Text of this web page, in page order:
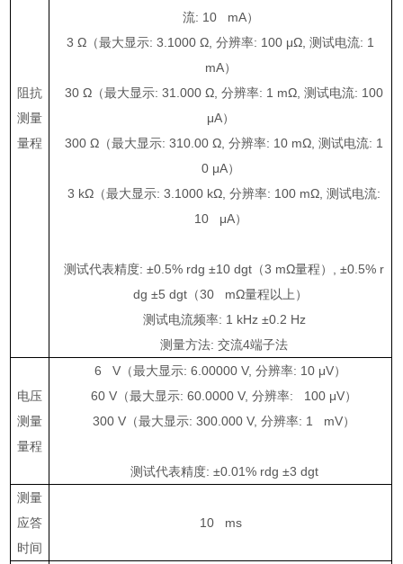
阻抗
测量
量程
流: 10 mA）
3Ω（最大显示: 3.1000Ω ,分辨率: 100 μΩ ,测试电流: 1
mA）
30Ω（最大显示: 31.000Ω ,分辨率: 1 mΩ ,测试电流: 100
μA）
300Ω（最大显示: 310.00Ω ,分辨率: 10 mΩ ,测试电流: 1
0 μA）
3 kΩ（最大显示: 3.1000 kΩ ,分辨率: 100 mΩ ,测试电流:
10 μA）
测试代表精度:±0.5% rdg±10 dgt （3 mΩ量程） ,±0.5% r
dg±5 dgt （30 mΩ量程以上）
测试电流频率: 1 kHz ±0.2 Hz
测量方法:交流4端子法
电压
测量
量程
6 V （最大显示: 6.00000 V,分辨率: 10 μV）
60 V （最大显示: 60.0000 V,分辨率: 100 μV）
300 V （最大显示: 300.000 V,分辨率: 1 mV）
测试代表精度: ±0.01% rdg ±3 dgt
测量
应答
时间
10 ms